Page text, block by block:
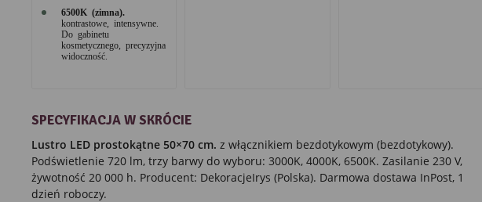
6500K (zimna).
kontrastowe, intensywne.
Do gabinetu
kosmetycznego, precyzyjna
widoczność.
SPECYFIKACJA W SKRÓCIE
Lustro LED prostokątne 50×70 cm. z włącznikiem bezdotykowym (bezdotykowy).
Podświetlenie 720 lm, trzy barwy do wyboru: 3000K, 4000K, 6500K. Zasilanie 230 V,
żywotność 20 000 h. Producent: DekoracjeIrys (Polska). Darmowa dostawa InPost, 1
dzień roboczy.